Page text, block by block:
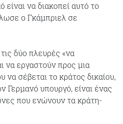
να διακοπεί αυτό το
ο Γκάμπριελ σε
δύο πλευρές «να
να εργαστούν προς μια
να σέβεται το κράτος δικαίου,
Γερμανό υπουργό, είναι ένας
που ενώνουν τα κράτη-